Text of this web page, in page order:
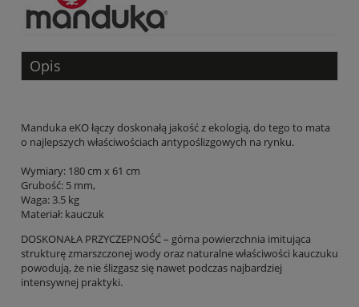
Opis
Manduka eKO łączy doskonałą jakość z ekologią, do tego to mata
o najlepszych właściwościach antypoślizgowych na rynku.
Wymiary: 180 cm x 61 cm
Grubość: 5 mm,
Waga: 3.5 kg
Materiał: kauczuk
DOSKONAŁA PRZYCZEPNOŚĆ – górna powierzchnia imitująca
strukturę zmarszczonej wody oraz naturalne właściwości kauczuku
powodują, że nie ślizgasz się nawet podczas najbardziej
intensywnej praktyki.